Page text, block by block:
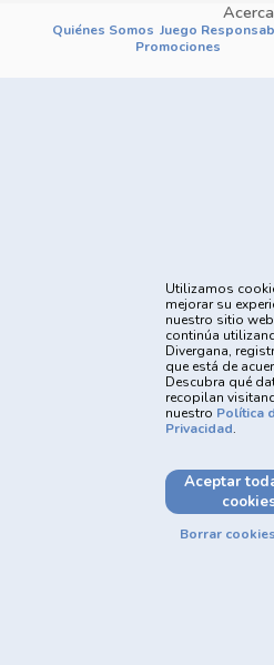
Utilizamos
mejorar su
nuestro sitio
continúa
Divergana,
que está de
Descubra qué
recopilan
nuestro Política
Privacidad.
Aceptar
Borrar
Acerca
Quiénes Somos Juego
Promociones
años
El juego está prohibido a menores
grandes pérdidas financieras y en
a la salud. Vea nuestra página de
detalles y las herramientas
responsabilidad: